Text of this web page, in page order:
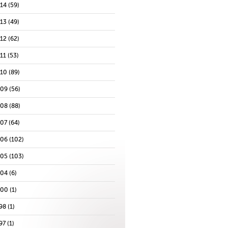
(59)
(49)
(62)
(53)
(89)
(56)
(88)
(64)
(102)
(103)
(6)
(1)
(1)
(1)